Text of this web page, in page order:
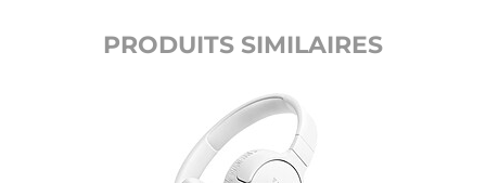
PRODUITS SIMILAIRES